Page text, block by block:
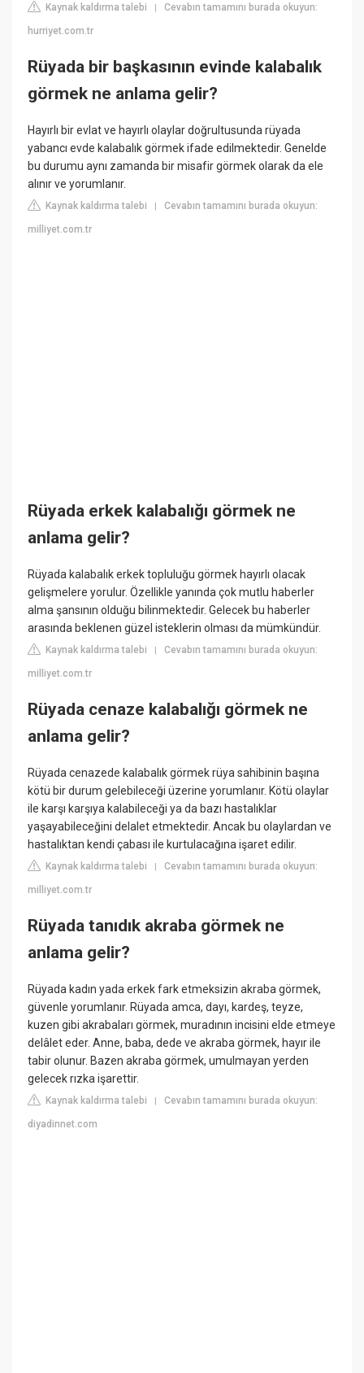
Kaynak kaldırma talebi |Cevabın tamamını burada okuyun:
hurriyet.com.tr
Rüyada bir başkasının evinde kalabalık
görmek ne anlama gelir?
Hayırlı bir evlat ve hayırlı olaylar doğrultusunda rüyada
yabancı evde kalabalık görmek ifade edilmektedir. Genelde
bu durumu aynı zamanda bir misafir görmek olarak da ele
alınır ve yorumlanır.
Kaynak kaldırma talebi |Cevabın tamamını burada okuyun:
milliyet.com.tr
Rüyada erkek kalabalığı görmek ne
anlama gelir?
Rüyada kalabalık erkek topluluğu görmek hayırlı olacak
gelişmelere yorulur. Özellikle yanında çok mutlu haberler
alma şansının olduğu bilinmektedir. Gelecek bu haberler
arasında beklenen güzel isteklerin olması da mümkündür.
Kaynak kaldırma talebi |Cevabın tamamını burada okuyun:
milliyet.com.tr
Rüyada cenaze kalabalığı görmek ne
anlama gelir?
Rüyada cenazede kalabalık görmek rüya sahibinin başına
kötü bir durum gelebileceği üzerine yorumlanır. Kötü olaylar
ile karşı karşıya kalabileceği ya da bazı hastalıklar
yaşayabileceğini delalet etmektedir. Ancak bu olaylardan ve
hastalıktan kendi çabası ile kurtulacağına işaret edilir.
Kaynak kaldırma talebi |Cevabın tamamını burada okuyun:
milliyet.com.tr
Rüyada tanıdık akraba görmek ne
anlama gelir?
Rüyada kadın yada erkek fark etmeksizin akraba görmek,
güvenle yorumlanır. Rüyada amca, dayı, kardeş, teyze,
kuzen gibi akrabaları görmek, muradının incisini elde etmeye
delâlet eder. Anne, baba, dede ve akraba görmek, hayır ile
tabir olunur. Bazen akraba görmek, umulmayan yerden
gelecek rızka işarettir.
Kaynak kaldırma talebi |Cevabın tamamını burada okuyun:
diyadinnet.com